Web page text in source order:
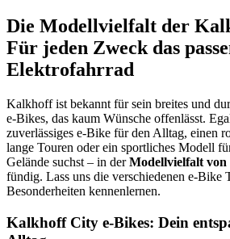
Die Modellvielfalt der
Für jeden Zweck das
Elektrofahrrad
Kalkhoff ist bekannt für sein breites und
e-Bikes, das kaum Wünsche offenlässt.
zuverlässiges e-Bike für den Alltag, einen
lange Touren oder ein sportliches Modell
Gelände suchst – in derModellvielfalt
fündig. Lass uns die verschiedenen e-Bike
Besonderheiten kennenlernen.
Kalkhoff City e-Bikes: Dein